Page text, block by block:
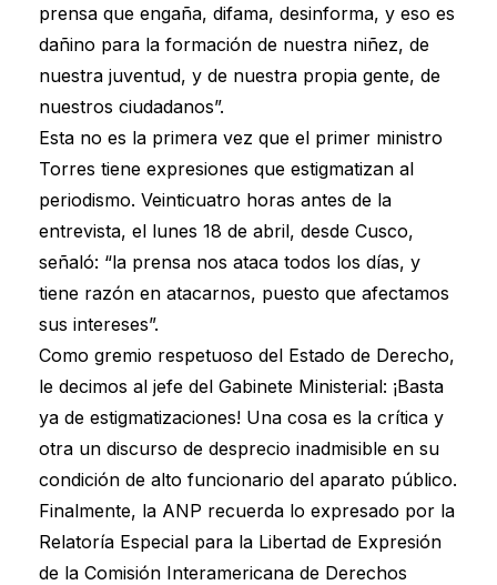
prensa que engaña, difama, desinforma, y eso es
dañino para la formación de nuestra niñez, de
nuestra juventud, y de nuestra propia gente, de
nuestros ciudadanos”.
Esta no es la primera vez que el primer ministro
Torres tiene expresiones que estigmatizan al
periodismo. Veinticuatro horas antes de la
entrevista, el lunes 18 de abril, desde Cusco,
señaló: “la prensa nos ataca todos los días, y
tiene razón en atacarnos, puesto que afectamos
sus intereses”.
Como gremio respetuoso del Estado de Derecho,
le decimos al jefe del Gabinete Ministerial: ¡Basta
ya de estigmatizaciones! Una cosa es la crítica y
otra un discurso de desprecio inadmisible en su
condición de alto funcionario del aparato público.
Finalmente, la ANP recuerda lo expresado por la
Relatoría Especial para la Libertad de Expresión
de la Comisión Interamericana de Derechos